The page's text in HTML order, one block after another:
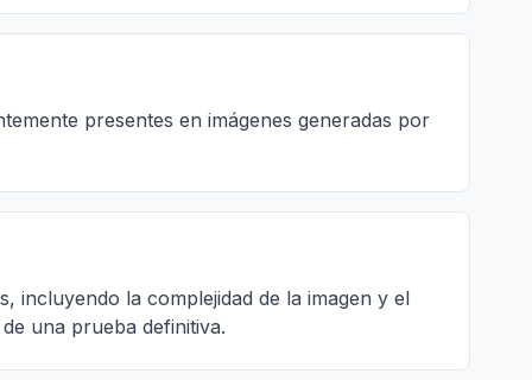
presentes en imágenes generadas por
incluyendo la complejidad de la imagen y el
una prueba definitiva.